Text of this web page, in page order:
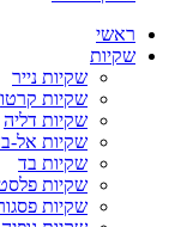
ראשי
שקיות
שקיות נייר
שקיות
שקיות דליה
שקיות אל-
שקיות בד
שקיות
שקיות